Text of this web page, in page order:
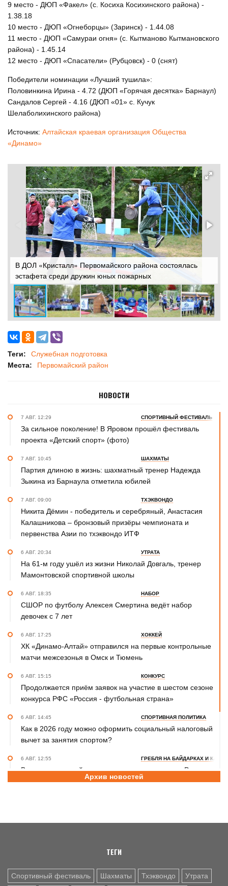
9 место - ДЮП «Факел» (с. Косиха Косихинского района) -
1.38.18
10 место - ДЮП «Огнеборцы» (Заринск) - 1.44.08
11 место - ДЮП «Самураи огня» (с. Кытманово Кытмановского
района) - 1.45.14
12 место - ДЮП «Спасатели» (Рубцовск) - 0 (снят)
Победители номинации «Лучший тушила»:
Половинкина Ирина - 4.72 (ДЮП «Горячая десятка» Барнаул)
Сандалов Сергей - 4.16 (ДЮП «01» с. Кучук
Шелаболихинского района)
Источник: Алтайская краевая организация Общества
«Динамо»
В ДОЛ «Кристалл» Первомайского района состоялась
эстафета среди дружин юных пожарных
Теги:
Служебная подготовка
Места:
Первомайский район
НОВОСТИ
7 АВГ. 12:29 СПОРТИВНЫЙ ФЕСТИВАЛЬ
За сильное поколение! В Яровом прошёл фестиваль
проекта «Детский спорт» (фото)
7 АВГ. 10:45 ШАХМАТЫ
Партия длиною в жизнь: шахматный тренер Надежда
Зыкина из Барнаула отметила юбилей
7 АВГ. 09:00 ТХЭКВОНДО
Никита Дёмин - победитель и серебряный, Анастасия
Калашникова – бронзовый призёры чемпионата и
первенства Азии по тхэквондо ИТФ
6 АВГ. 20:34 УТРАТА
На 61-м году ушёл из жизни Николай Довгаль, тренер
Мамонтовской спортивной школы
6 АВГ. 18:35 НАБОР
СШОР по футболу Алексея Смертина ведёт набор
девочек с 7 лет
6 АВГ. 17:25 ХОККЕЙ
ХК «Динамо-Алтай» отправился на первые контрольные
матчи межсезонья в Омск и Тюмень
6 АВГ. 15:15 КОНКУРС
Продолжается приём заявок на участие в шестом сезоне
конкурса РФС «Россия - футбольная страна»
6 АВГ. 14:45 СПОРТИВНАЯ ПОЛИТИКА
Как в 2026 году можно оформить социальный налоговый
вычет за занятия спортом?
6 АВГ. 12:55 ГРЕБЛЯ НА БАЙДАРКАХ И КАНОЭ
В заключительный день юниорского первенства России
на счету алтайских гребцов три медали
летняя. Поспелиха, 2014 год. Часть первая
Архив новостей
ТЕГИ
Спортивный фестиваль Шахматы Тхэквондо Утрата